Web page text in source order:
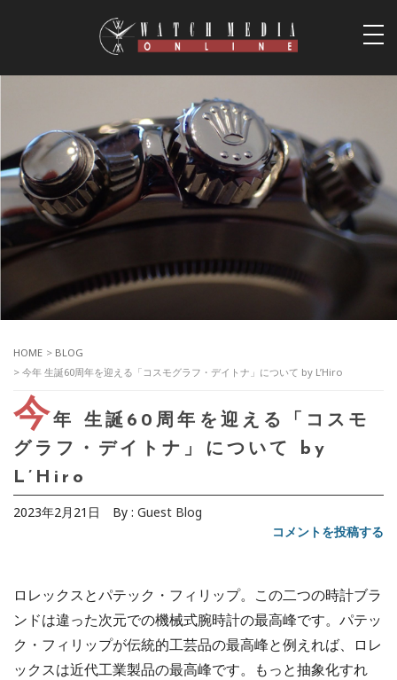
HOME > BLOG
> 今年 生誕60周年を迎える「コスモグラフ・デイトナ」について by L’Hiro
今年 生誕60周年を迎える「コスモ
グラフ・デイトナ」について by
L’Hiro
2023年2月21日 By : Guest Blog
コメントを投稿する
ロレックスとパテック・フィリップ。この二つの時計ブラ
ンドは違った次元での機械式腕時計の最高峰です。パテッ
ク・フィリップが伝統的工芸品の最高峰と例えれば、ロレ
ックスは近代工業製品の最高峰です。もっと抽象化すれ